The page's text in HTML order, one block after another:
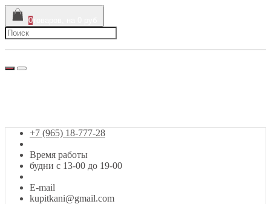
0
+7 (965) 18-777-28
Время работы
будни с 13-00 до 19-00
E-mail
kupitkani@gmail.com